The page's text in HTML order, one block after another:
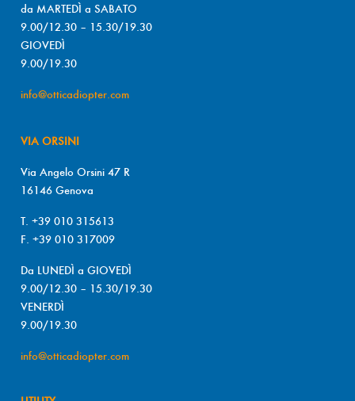
da MARTEDÌ a SABATO
9.00/12.30 – 15.30/19.30
GIOVEDÌ
9.00/19.30
info@otticadiopter.com
VIA ORSINI
Via Angelo Orsini 47 R
16146 Genova
T. +39 010 315613
F. +39 010 317009
Da LUNEDÌ a GIOVEDÌ
9.00/12.30 – 15.30/19.30
VENERDÌ
9.00/19.30
info@otticadiopter.com